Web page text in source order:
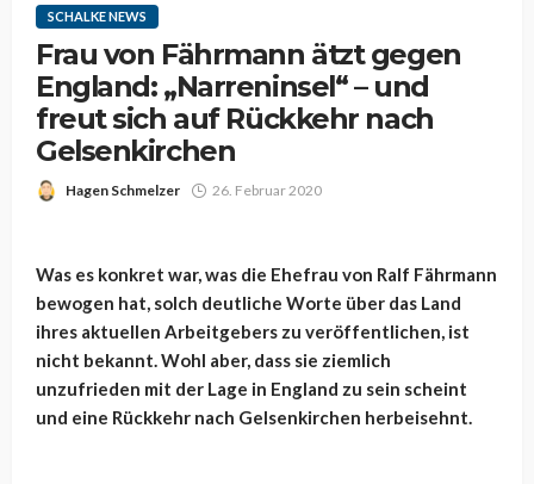
SCHALKE NEWS
Frau von Fährmann ätzt gegen
England: „Narreninsel“ – und
freut sich auf Rückkehr nach
Gelsenkirchen
Hagen Schmelzer 26. Februar 2020
Was es konkret war, was die Ehefrau von Ralf Fährmann
bewogen hat, solch deutliche Worte über das Land
ihres aktuellen Arbeitgebers zu veröffentlichen, ist
nicht bekannt. Wohl aber, dass sie ziemlich
unzufrieden mit der Lage in England zu sein scheint
und eine Rückkehr nach Gelsenkirchen herbeisehnt.